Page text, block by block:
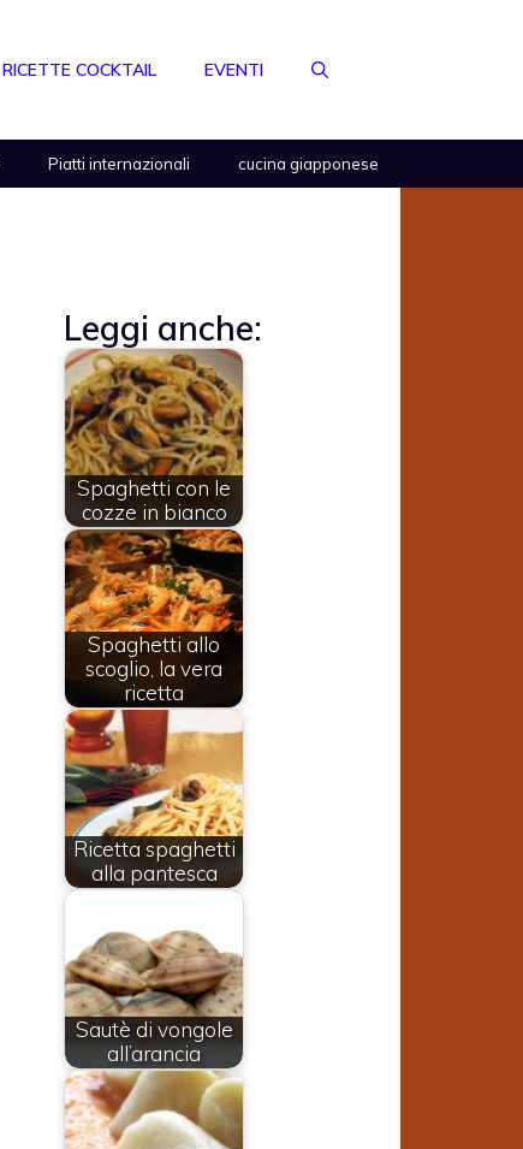
RICETTE COCKTAIL EVENTI
Piatti internazionali cucina giapponese
Leggi anche:
Spaghetti con le
cozze in bianco
Spaghetti allo
scoglio, la vera
ricetta
Ricetta spaghetti
alla pantesca
Sautè di vongole
all’arancia